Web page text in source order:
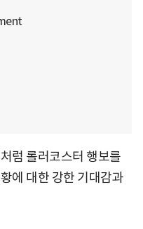
럼 롤러코스터 행보를
에 대한 강한 기대감과